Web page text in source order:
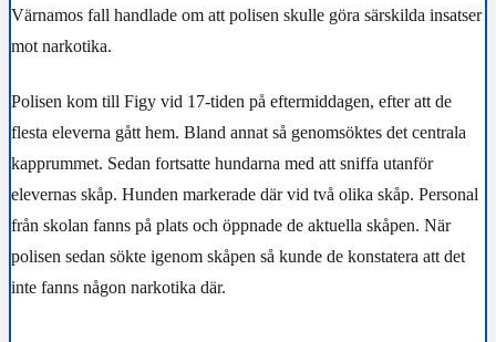
Värnamos fall handlade om att polisen skulle göra särskilda insatser
mot narkotika.
Polisen kom till Figy vid 17-tiden på eftermiddagen, efter att de
flesta eleverna gått hem. Bland annat så genomsöktes det centrala
kapprummet. Sedan fortsatte hundarna med att sniffa utanför
elevernas skåp. Hunden markerade där vid två olika skåp. Personal
från skolan fanns på plats och öppnade de aktuella skåpen. När
polisen sedan sökte igenom skåpen så kunde de konstatera att det
inte fanns någon narkotika där.